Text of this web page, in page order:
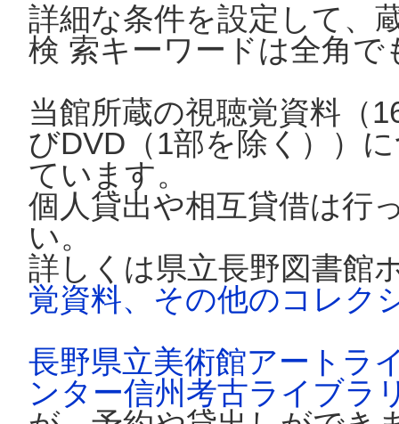
詳細な条件を設定して、
検 索キーワードは全角
当館所蔵の視聴覚資料（
びDVD（1部を除く））
ています。
個人貸出や相互貸借は行
い。
詳しくは県立長野図書館
覚資料、その他のコレク
長野県立美術館アートラ
ンター信州考古ライブラ